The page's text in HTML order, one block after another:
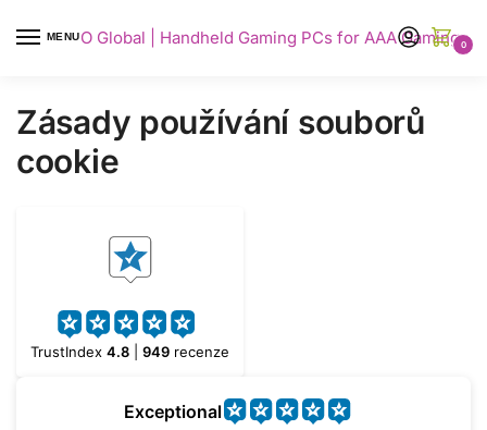
MENU
AYANEO Global | Handheld Gaming PCs for AAA Gaming0
Zásady používání souborů
cookie
TrustIndex 4.8 949 recenze
Exceptional